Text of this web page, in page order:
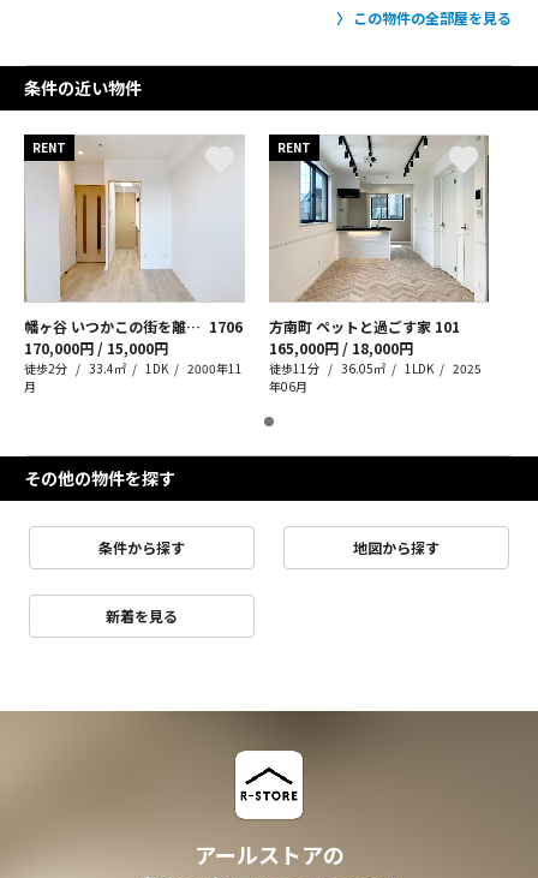
この物件の全部屋を見る
条件の近い物件
RENT
幡ヶ谷 いつかこの街を離れても 1706
170,000円 / 15,000円
徒歩2分 33.4㎡ 1DK
2000年11
月
RENT
方南町 ペットと過ごす家 101
165,000円 / 18,000円
徒歩11分 36.05㎡ 1LDK
2025
年06月
その他の物件を探す
条件から探す 地図から探す
新着を見る
アールストアの